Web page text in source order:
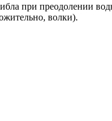
при преодолении
волки).